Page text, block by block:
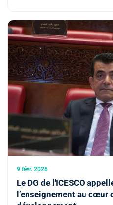
9 févr. 2026
Le DG de l'ICESCO
l’enseignement au cœur